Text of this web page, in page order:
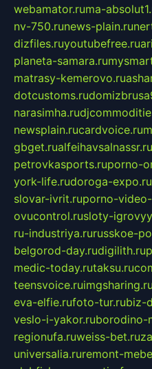
webamator.ruma-
nv-750.runews-plain.ru
dizfiles.ruyoutubefree.ru
planeta-samara.ru
matrasy-kemerovo.ru
dotcustoms.ru
narasimha.ru
newsplain.rucardvoice.ru
gbget.rualfeihavsalnassr.ru
petrovkasports.ruporno-
york-life.rudoroga-expo.ru
slovar-ivrit.ruporno-
ovucontrol.rusloty-
ru-industriya.rurusskoe-
belgorod-day.rudigilith.ru
medic-today.rutaksu.ru
teensvoice.ruimgsharing.ru
eva-elfie.rufoto-tur.rubiz-
veslo-i-yakor.ruborodino-
regionufa.ruweiss-bet.ru
universalia.ruremont-